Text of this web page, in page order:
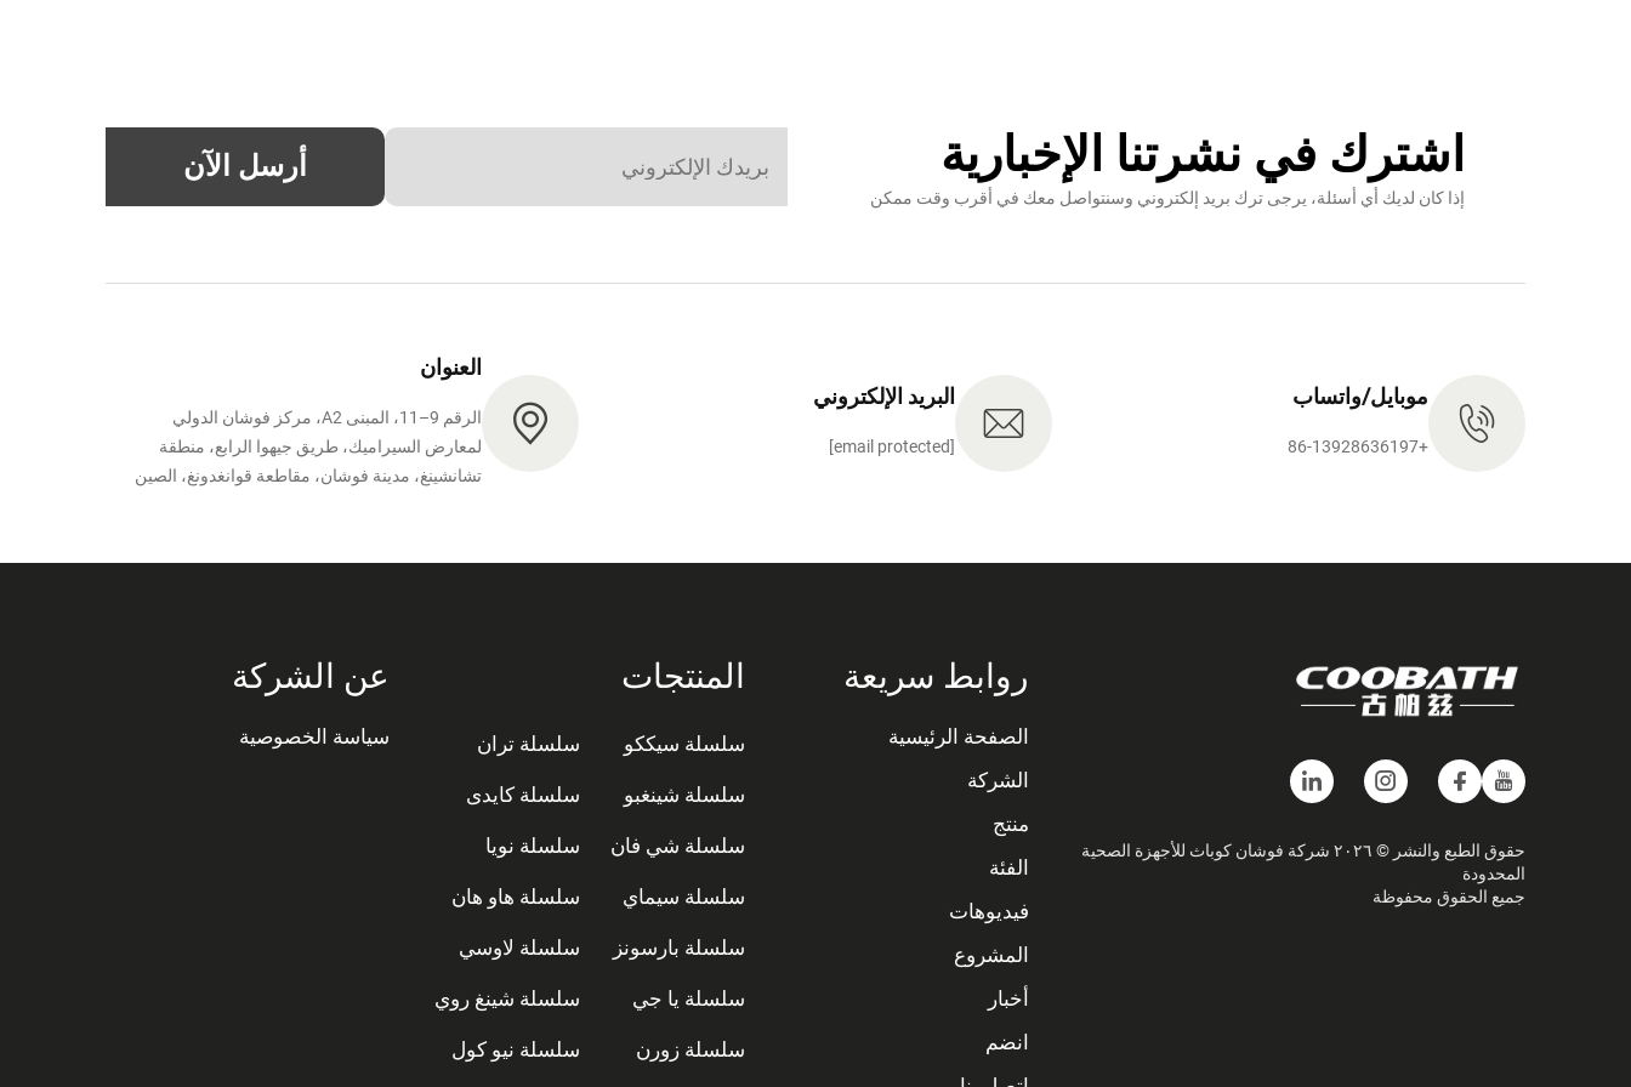
اشترك في نشرتنا الإخبارية
إذا كان لديك أي أسئلة، يرجى ترك بريد إلكتروني وسنتواصل معك في أقرب وقت ممكن
أرسل الآن
موبايل/واتساب
+86-13928636197
البريد الإلكتروني
[email protected]
العنوان
الرقم 9–11، المبنى A2، مركز فوشان الدولي
لمعارض السيراميك، طريق جيهوا الرابع، منطقة
تشانشينغ، مدينة فوشان، مقاطعة قوانغدونغ، الصين
حقوق الطبع والنشر © ٢٠٢٦ شركة فوشان كوباث للأجهزة الصحية
المحدودة
جميع الحقوق محفوظة
روابط سريعة
الصفحة الرئيسية
الشركة
منتج
الفئة
فيديوهات
المشروع
أخبار
انضم
المنتجات
سلسلة سيككو سلسلة تران
سلسلة شينغبو سلسلة كايدى
سلسلة شي فان سلسلة نويا
سلسلة سيماي سلسلة هاو هان
سلسلة بارسونز سلسلة لاوسي
سلسلة يا جي سلسلة شينغ روي
سلسلة زورن سلسلة نيو كول
عن الشركة
سياسة الخصوصية